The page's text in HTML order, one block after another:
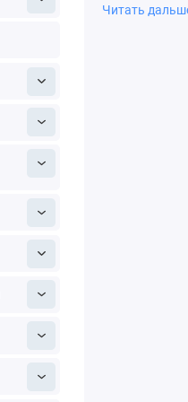
микрофоном и
Читать